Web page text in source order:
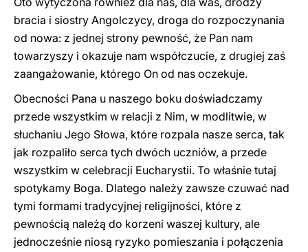
bracia i siostry Angolczycy, droga do rozpoczynania
od nowa: z jednej strony pewność, że Pan nam
towarzyszy i okazuje nam współczucie, z drugiej zaś
zaangażowanie, którego On od nas oczekuje.
Obecności Pana u naszego boku doświadczamy
przede wszystkim w relacji z Nim, w modlitwie, w
słuchaniu Jego Słowa, które rozpala nasze serca, tak
jak rozpaliło serca tych dwóch uczniów, a przede
wszystkim w celebracji Eucharystii. To właśnie tutaj
spotykamy Boga. Dlatego należy zawsze czuwać nad
tymi formami tradycyjnej religijności, które z
pewnością należą do korzeni waszej kultury, ale
jednocześnie niosą ryzyko pomieszania i połączenia